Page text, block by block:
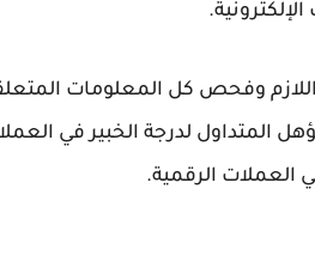
وفحص كل المعلومات
المتداول لدرجة الخبير في
العملات الرقمية.